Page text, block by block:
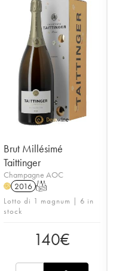
Brut Millésimé
Taittinger
Champagne AOC
H 2016 T
Lotto di 1 magnum | 6 in
stock
140€